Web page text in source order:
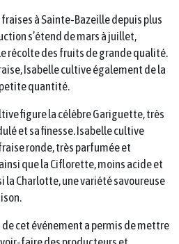
à Sainte-Bazeille depuis plus
s’étend de mars à juillet,
récolte des fruits de grande qualité.
Isabelle cultive également de la
quantité.
figure la célèbre Gariguette, très
et sa finesse. Isabelle cultive
ronde, très parfumée et
que la Ciflorette, moins acide et
la Charlotte, une variété savoureuse
de cet événement a permis de mettre